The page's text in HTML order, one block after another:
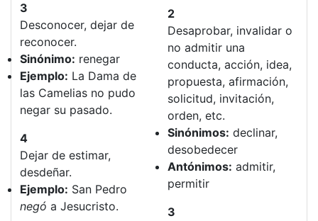
3
Desconocer, dejar de
reconocer.
Sinónimo: renegar
Ejemplo: La Dama de
las Camelias no pudo
negar su pasado.
4
Dejar de estimar,
desdeñar.
Ejemplo: San Pedro
negó a Jesucristo.
2
Desaprobar, invalidar o
no admitir una
conducta, acción, idea,
propuesta, afirmación,
solicitud, invitación,
orden, etc.
Sinónimos: declinar,
desobedecer
Antónimos: admitir,
permitir
3